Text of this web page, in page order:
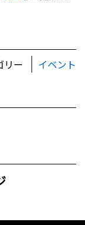
リー イベント